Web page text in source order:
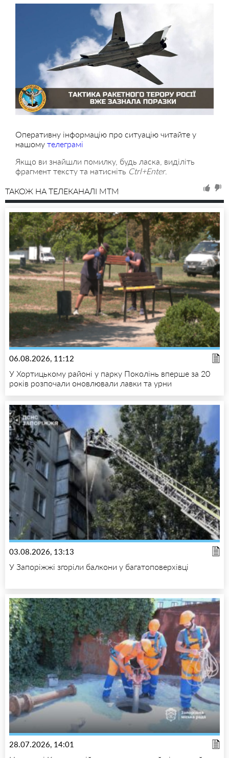
Оперативну інформацію про ситуацію читайте у
нашому телеграмі
Якщо ви знайшли помилку, будь ласка, виділіть
фрагмент тексту та натисніть Ctrl+Enter.
ТАКОЖ НА ТЕЛЕКАНАЛІ MTM
06.08.2026, 11:12
У Хортицькому районі у парку Поколінь вперше за 20
років розпочали оновлювали лавки та урни
03.08.2026, 13:13
У Запоріжжі згоріли балкони у багатоповерхівці
28.07.2026, 14:01